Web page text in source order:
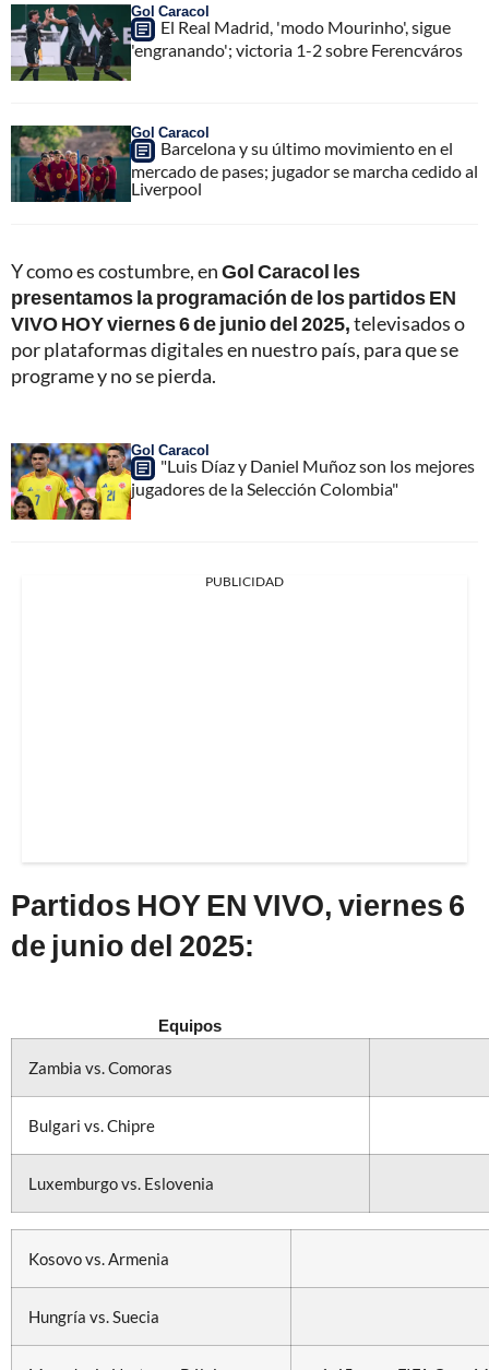
Gol Caracol
El Real Madrid, 'modo Mourinho', sigue
'engranando'; victoria 1-2 sobre Ferencváros
Gol Caracol
Barcelona y su último movimiento en el
mercado de pases; jugador se marcha cedido al
Liverpool
Y como es costumbre, enGol Caracol les
presentamos la programación de los partidos EN
VIVO HOY viernes 6 de junio del 2025,televisados o
por plataformas digitales en nuestro país, para que se
programe y no se pierda.
Gol Caracol
"Luis Díaz y Daniel Muñoz son los mejores
jugadores de la Selección Colombia"
PUBLICIDAD
Partidos HOY EN VIVO, viernes 6
de junio del 2025:
Equipos
Zambia vs. Comoras
Bulgari vs. Chipre
Luxemburgo vs. Eslovenia
Kosovo vs. Armenia
Hungría vs. Suecia